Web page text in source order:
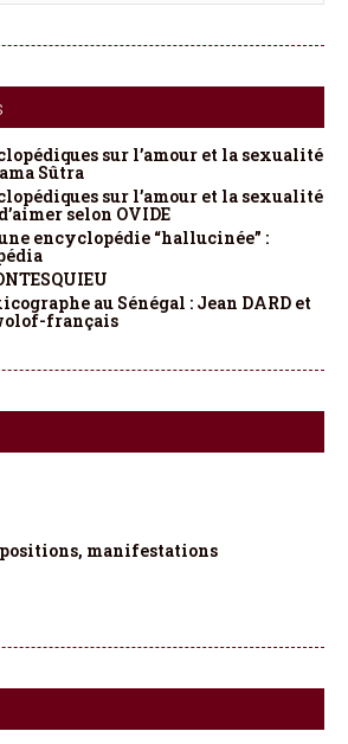
sur l’amour et la sexualité
Sûtra
sur l’amour et la sexualité
selon OVIDE
encyclopédie “hallucinée” :
au Sénégal : Jean DARD et
français
manifestations